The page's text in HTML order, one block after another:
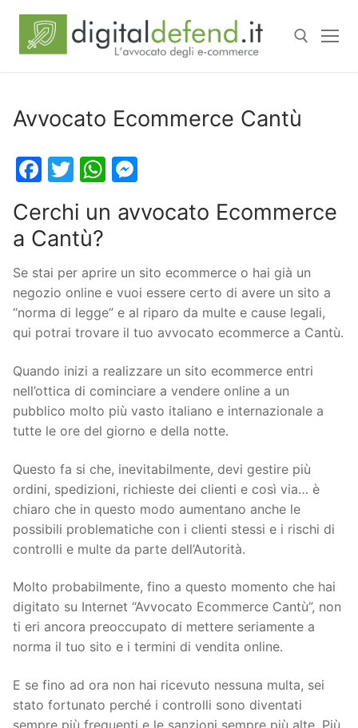
Avvocato Ecommerce Cantù
Facebook
TwitterWhatsApp
Cerchi un avvocato Ecommerce
a Cantù?
Se stai per aprire un sito ecommerce o hai già un
negozio online e vuoi essere certo di avere un sito a
“norma di legge” e al riparo da multe e cause legali,
qui potrai trovare il tuo avvocato ecommerce a Cantù.
Quando inizi a realizzare un sito ecommerce entri
nell’ottica di cominciare a vendere online a un
pubblico molto più vasto italiano e internazionale a
tutte le ore del giorno e della notte.
Questo fa si che, inevitabilmente, devi gestire più
ordini, spedizioni, richieste dei clienti e così via… è
chiaro che in questo modo aumentano anche le
possibili problematiche con i clienti stessi e i rischi di
controlli e multe da parte dell’Autorità.
Molto probabilmente, fino a questo momento che hai
digitato su Internet “Avvocato Ecommerce Cantù”, non
ti eri ancora preoccupato di mettere seriamente a
norma il tuo sito e i termini di vendita online.
E se fino ad ora non hai ricevuto nessuna multa, sei
stato fortunato perché i controlli sono diventati
sempre più frequenti e le sanzioni sempre più alte. Più